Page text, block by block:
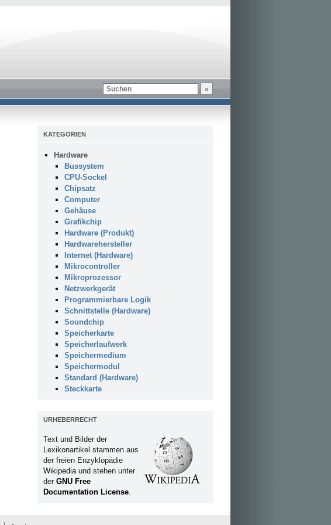
KATEGORIEN
Hardware
Bussystem
CPU-Sockel
Chipsatz
Computer
Gehäuse
Grafikchip
Hardware (Produkt)
Hardwarehersteller
Internet (Hardware)
Mikrocontroller
Mikroprozessor
Netzwerkgerät
Programmierbare Logik
Schnittstelle (Hardware)
Soundchip
Speicherkarte
Speicherlaufwerk
Speichermedium
Speichermodul
Standard (Hardware)
Steckkarte
URHEBERRECHT
Text und Bilder der
Lexikonartikel stammen aus
der freien Enzyklopädie
Wikipediaund stehen unter
der GNU Free
Documentation License.